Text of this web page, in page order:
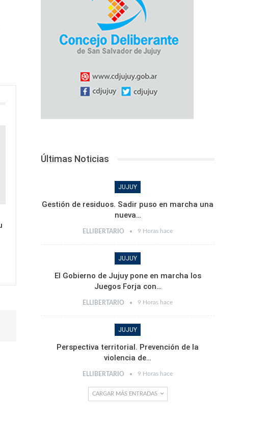
Últimas Noticias
JUJUY
Gestión de residuos. Sadir puso en marcha una
nueva…
ELLIBERTARIO 9 Horas hace
JUJUY
El Gobierno de Jujuy pone en marcha los
Juegos Forja con…
ELLIBERTARIO 9 Horas hace
JUJUY
Perspectiva territorial. Prevención de la
violencia de…
ELLIBERTARIO 9 Horas hace
CARGAR MÁS ENTRADAS